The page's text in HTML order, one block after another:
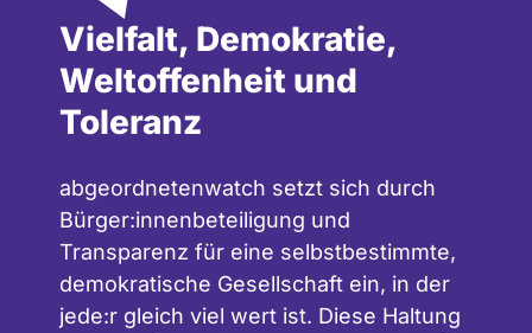
Vielfalt, Demokratie,
Weltoffenheit und
Toleranz
abgeordnetenwatch setzt sich durch
Bürger:innenbeteiligung und
Transparenz für eine selbstbestimmte,
demokratische Gesellschaft ein, in der
jede:r gleich viel wert ist. Diese Haltung